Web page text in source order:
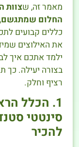
מאמר זה, שצוות
החלום
כללים קבועים
את האילוצים
ילמד אתכם איך
בצורה יעילה. כך
רציף וחלק.
1. הכלל
סינטטי
להכיר